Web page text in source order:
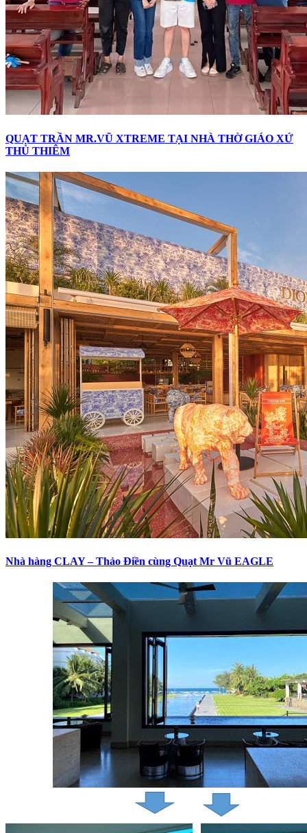
QUẠT TRẦN MR.VŨ XTREME TẠI NHÀ THỜ GIÁO XỨ
THỦ THIÊM
Nhà hàng CLAY – Thảo Điền cùng Quạt Mr Vũ EAGLE